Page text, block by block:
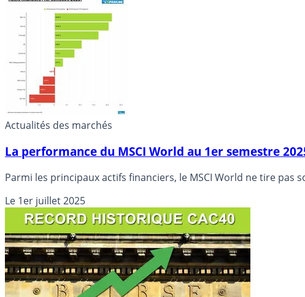
Actualités des marchés
La performance du MSCI World au 1er semestre
Parmi les principaux actifs financiers, le MSCI World ne tire pas
Le 1er juillet 2025